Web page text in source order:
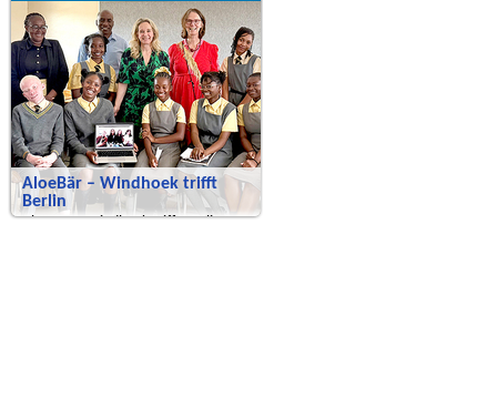
AloeBär – Windhoek trifft
Berlin
AloeBär – Windhoek trifft Berlin